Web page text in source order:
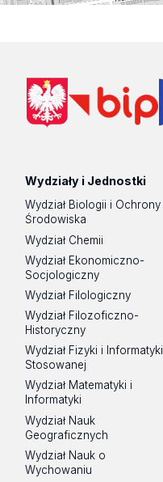
Wydziały i Jednostki
Wydział Biologii i Ochrony
Środowiska
Wydział Chemii
Wydział Ekonomiczno-
Socjologiczny
Wydział Filologiczny
Wydział Filozoficzno-
Historyczny
Wydział Fizyki i Informatyki
Stosowanej
Wydział Matematyki i
Informatyki
Wydział Nauk
Geograficznych
Wydział Nauk o
Wychowaniu